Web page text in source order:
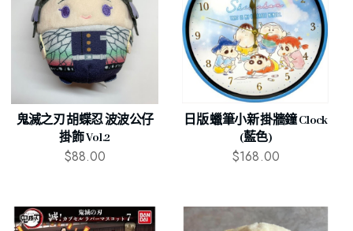
鬼滅之刃 胡蝶忍 波波公仔
掛飾 Vol.2
$88.00
日版 蠟筆小新 掛牆鐘 Clock
(藍色)
$168.00